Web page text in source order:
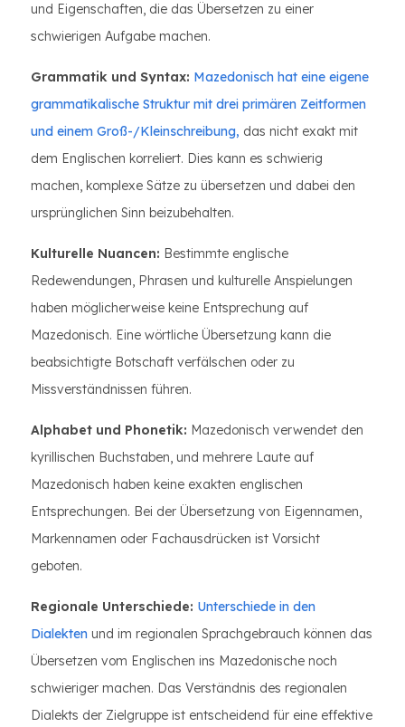
und Eigenschaften, die das Übersetzen zu einer
schwierigen Aufgabe machen.
Grammatik und Syntax: Mazedonisch hat eine eigene
grammatikalische Struktur mit drei primären Zeitformen
und einem Groß-/Kleinschreibung, das nicht exakt mit
dem Englischen korreliert. Dies kann es schwierig
machen, komplexe Sätze zu übersetzen und dabei den
ursprünglichen Sinn beizubehalten.
Kulturelle Nuancen: Bestimmte englische
Redewendungen, Phrasen und kulturelle Anspielungen
haben möglicherweise keine Entsprechung auf
Mazedonisch. Eine wörtliche Übersetzung kann die
beabsichtigte Botschaft verfälschen oder zu
Missverständnissen führen.
Alphabet und Phonetik: Mazedonisch verwendet den
kyrillischen Buchstaben, und mehrere Laute auf
Mazedonisch haben keine exakten englischen
Entsprechungen. Bei der Übersetzung von Eigennamen,
Markennamen oder Fachausdrücken ist Vorsicht
geboten.
Regionale Unterschiede: Unterschiede in den
Dialekten und im regionalen Sprachgebrauch können das
Übersetzen vom Englischen ins Mazedonische noch
schwieriger machen. Das Verständnis des regionalen
Dialekts der Zielgruppe ist entscheidend für eine effektive